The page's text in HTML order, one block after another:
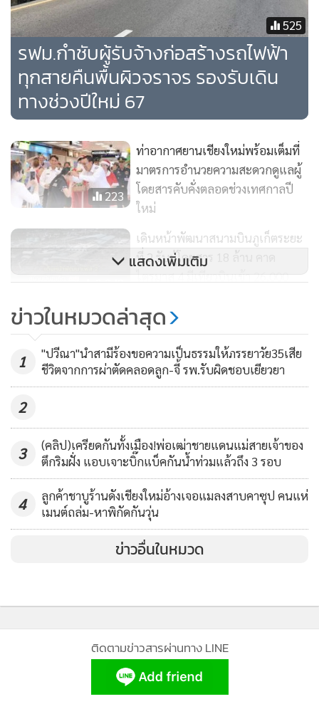
นอกจากนี้ได้จัดเจ้าหน้าที่ Airport Help ช่วยดูแลอำนวยความ
สะดวกและให้คำแนะนำแก่ผู้โดยสารตามจุดต่างๆ โดยเฉพาะ
การแนะนำให้ใช้บริการเช็กอินด้วยตนเอง ผ่านระบบเช็กอินด้วย
ทางเลือกให้ผู้โดยสารในการลดระยะเวลารอคอย ขณะที่การ
อำนวยความสะดวกพื้นที่จอดรถยนต์และการบริการขนส่ง
สาธารณะนั้น ท่าอากาศยานเชียงใหม่ มีบริการอาคารจอดรถ 10
ชั้น รวมกับพื้นที่ลานจอดรถยนต์กลางแจ้ง มีศักยภาพในการ
รองรับการจอดรถยนต์ได้ประมาณ 2,300 คัน และมีระบบขนส่ง
สาธารณะ ได้แก่ Airport Taxi (Limousine), Taxi Meter,
Airport Shuttle Bus และ Grab เพื่อเป็นทางเลือกให้ผู้ใช้บริการ
ในการเดินทางออกจากสนามบิน
อย่างไรก็ตามในช่วงเทศกาลปีใหม่ คาดว่าจะมีประชาชนเดินทาง
มาท่องเที่ยวในจังหวัดเชียงใหม่อย่างหนาแน่น จึงขอความร่วมมือ
ให้ผู้โดยสาร ผู้ใช้บริการเผื่อเวลาในการเดินทางอย่างน้อย 2
สำนักงานการบินพลเรือนแห่งประเทศไทยกำหนด โดยเฉพาะ
การนำสัมภาระที่มีของเหลว เจล สเปรย์ อาทิ น้ำพริกต่างๆ ติดตัว
ขึ้นไปบนห้องโดยสารอากาศยานด้วย
525
รฟม.กำชับผู้รับจ้างก่อสร้างรถไฟฟ้า
ทุกสายคืนพื้นผิวจราจร รองรับเดิน
ทางช่วงปีใหม่ 67
223
ท่าอากาศยานเชียงใหม่พร้อมเต็มที่
มาตรการอำนวยความสะดวกดูแลผู้
โดยสารคับคั่งตลอดช่วงเทศกาลปี
ใหม่
2,348
เดินหน้าพัฒนาสนามบินภูเก็ตระยะ
ที่ 2 รับผู้โดยสาร 18 ล้าน คาด
ไตรมาส 4 มีเที่ยวบินเข้า 26,000
1,610
ทอท.คาดปีใหม่ 67 ผู้โดยสารทะลัก
2.65 ล้านคนหรือเฉลี่ย 3.79 แสน
คน/วัน จัดระบบอัตโนมัติบริการเพิ่ม
ความสะดวก
แสดงเพิ่มเติม
ข่าวในหมวดล่าสุด
1
"ปวีณา"นำสามีร้องขอความเป็นธรรมให้ภรรยาวัย35เสีย
ชีวิตจากการผ่าตัดคลอดลูก-จี้ รพ.รับผิดชอบเยียวยา
2
3
(คลิป)เครียดกันทั้งเมือง!พ่อเฒ่าชายแดนแม่สายเจ้าของ
ตึกริมฝั่ง แอบเจาะบิ๊กแบ็คกันน้ำท่วมแล้วถึง 3 รอบ
4
ลูกค้าชาบูร้านดังเชียงใหม่อ้างเจอแมลงสาบคาซุป คนแห่
เมนต์ถล่ม-หาพิกัดกันวุ่น
ข่าวอื่นในหมวด
ติดตามข่าวสารผ่านทาง LINE